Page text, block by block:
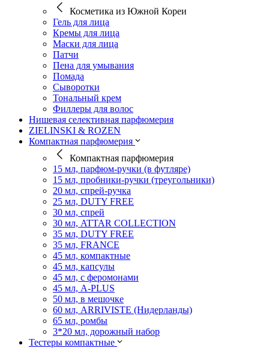
Косметика из Южной Кореи
Гель для лица
Кремы для лица
Маски для лица
Патчи
Пена для умывания
Помада
Сыворотки
Тональный крем
Филлеры для волос
Нишевая селективная парфюмерия
ZIELINSKI & ROZEN
Компактная парфюмерия
Компактная парфюмерия
15 мл, парфюм-ручки (в футляре)
15 мл, пробники-ручки (треугольники)
20 мл, спрей-ручка
25 мл, DUTY FREE
30 мл, спрей
30 мл, ATTAR COLLECTION
35 мл, DUTY FREE
35 мл, FRANCE
45 мл, компактные
45 мл, капсулы
45 мл, с феромонами
45 мл, A-PLUS
50 мл, в мешочке
60 мл, ARRIVISTE (Нидерланды)
65 мл, ромбы
3*20 мл, дорожный набор
Тестеры компактные